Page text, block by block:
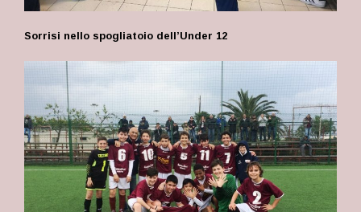
Sorrisi nello spogliatoio dell’Under 12